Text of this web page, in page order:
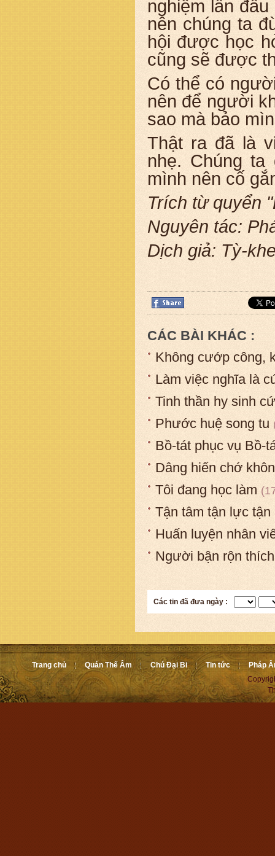
nghiệm lần
nên chúng ta
hội được học
cũng sẽ được
Có thể có
nên để người
sao mà bảo
Thật ra đã là
nhẹ. Chúng
mình nên cố
Trích từ quyển
Nguyên tác:
Dịch giả: Tỳ-
CÁC BÀI KHÁC :
Không cướp công,
Làm việc nghĩa là
Tinh thần hy sinh
Phước huệ song tu
Bồ-tát phục vụ Bồ-
Dâng hiến chớ
Tôi đang học làm
Tận tâm tận lực
Huấn luyện nhân
Người bận rộn
Các tin đã đưa ngày :
Trang chủ Quán Thế Âm Chú Đại Bi Tin tức
Pháp